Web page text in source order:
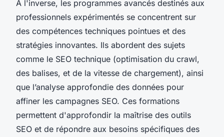
À l'inverse, les programmes avancés destinés aux
professionnels expérimentés se concentrent sur
des compétences techniques pointues et des
stratégies innovantes. Ils abordent des sujets
comme le SEO technique (optimisation du crawl,
des balises, et de la vitesse de chargement), ainsi
que l’analyse approfondie des données pour
affiner les campagnes SEO. Ces formations
permettent d'approfondir la maîtrise des outils
SEO et de répondre aux besoins spécifiques des